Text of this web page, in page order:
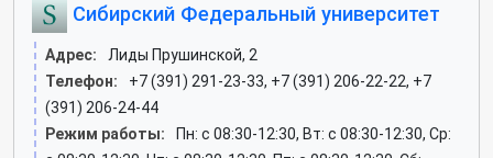
Сибирский Федеральный университет
Адрес:
Лиды Прушинской, 2
Телефон:
+7 (391) 291-23-33, +7 (391) 206-22-22, +7
(391) 206-24-44
Режим работы:
Пн: c 08:30-12:30, Вт: c 08:30-12:30, Ср: